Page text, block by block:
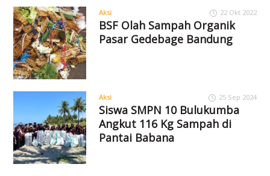
Aksi 22 Okt 2022
BSF Olah Sampah Organik
Pasar Gedebage Bandung
Aksi 25 Sep 2024
Siswa SMPN 10 Bulukumba
Angkut 116 Kg Sampah di
Pantai Babana